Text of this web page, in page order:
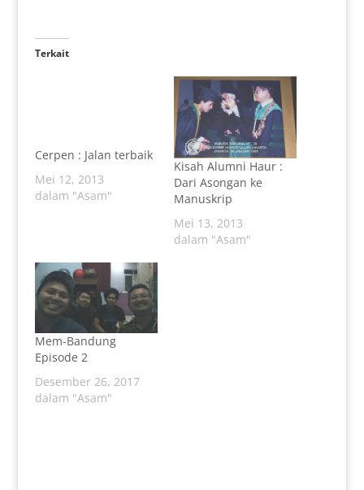
Terkait
Cerpen : Jalan terbaik
Mei 12, 2013
dalam "Asam"
Kisah Alumni Haur :
Dari Asongan ke
Manuskrip
Mei 13, 2013
dalam "Asam"
Mem-Bandung
Episode 2
Desember 26, 2017
dalam "Asam"